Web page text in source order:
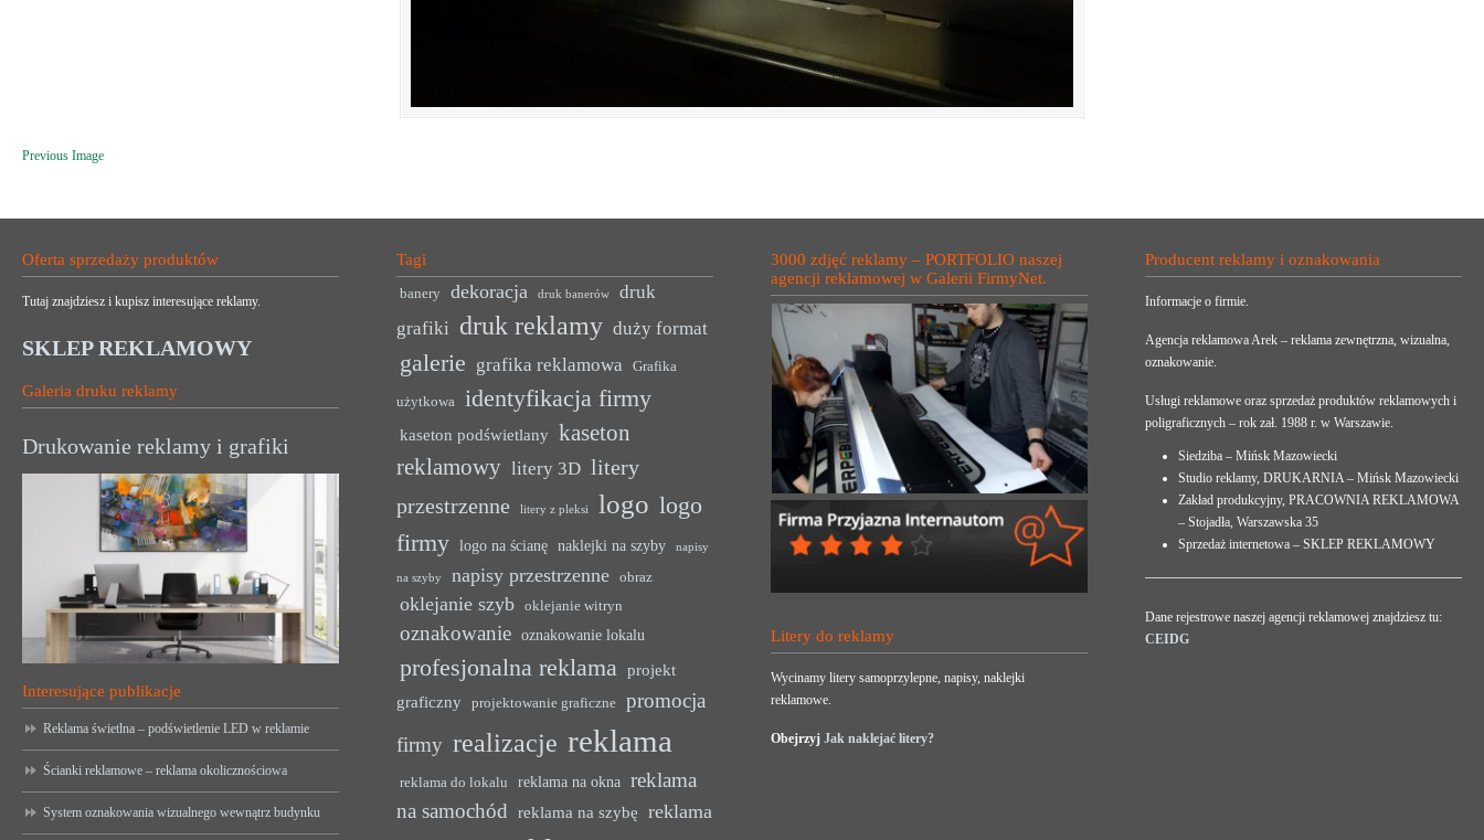
Previous Image
Oferta sprzedaży produktów
Tutaj znajdziesz i kupisz interesujące reklamy.
SKLEP REKLAMOWY
Galeria druku reklamy
Drukowanie reklamy i grafiki
Interesujące publikacje
Reklama świetlna – podświetlenie LED w reklamie
Ścianki reklamowe – reklama okolicznościowa
System oznakowania wizualnego wewnątrz budynku
Tagi
banery dekoracja druk banerów
druk
grafiki druk reklamy duży format
galerie grafika reklamowa Grafika
użytkowa identyfikacja firmy
kaseton podświetlany kaseton
reklamowy litery 3D litery
przestrzenne
litery z pleksi logo logo
firmy
logo na ścianę naklejki na szyby napisy
na szyby napisy przestrzenne obraz
oklejanie szyb oklejanie witryn
oznakowanie oznakowanie lokalu
profesjonalna reklama projekt
graficzny
projektowanie graficzne
promocja
firmy realizacje reklama
reklama do lokalu reklama na okna
reklama
na samochód reklama na szybę reklama
3000 zdjęć reklamy – PORTFOLIO naszej
agencji reklamowej w Galerii FirmyNet.
Litery do reklamy
Wycinamy litery samoprzylepne, napisy, naklejki
reklamowe.
ObejrzyjJak naklejać litery?
Producent reklamy i oznakowania
Informacje o firmie.
Agencja reklamowa Arek – reklama zewnętrzna, wizualna,
oznakowanie.
Usługi reklamowe oraz sprzedaż produktów reklamowych i
poligraficznych – rok zał. 1988 r. w Warszawie.
Siedziba – Mińsk Mazowiecki
Studio reklamy, DRUKARNIA – Mińsk Mazowiecki
Zakład produkcyjny, PRACOWNIA REKLAMOWA
– Stojadła, Warszawska 35
Sprzedaż internetowa – SKLEP REKLAMOWY
Dane rejestrowe naszej agencji reklamowej znajdziesz tu:
CEIDG